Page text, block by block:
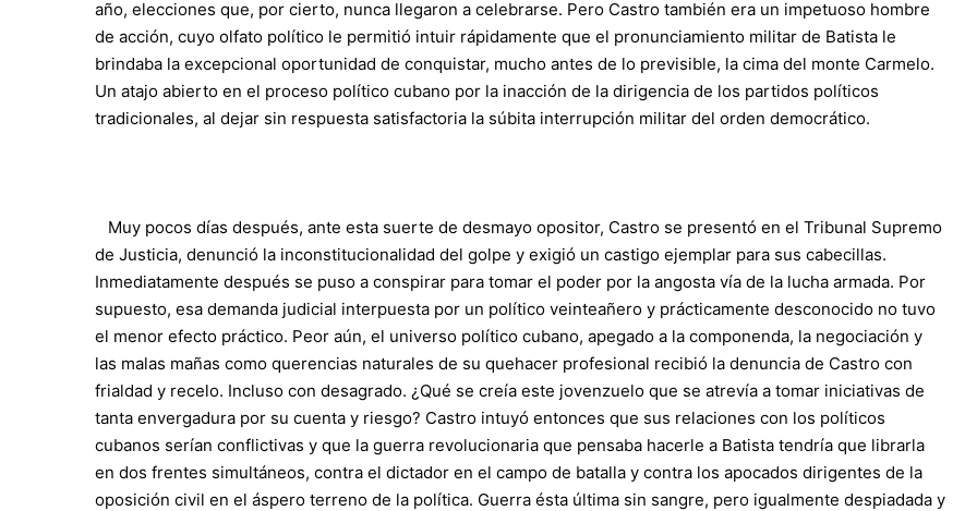
año, elecciones que, por cierto, nunca llegaron a celebrarse. Pero Castro también era un impetuoso hombre
de acción, cuyo olfato político le permitió intuir rápidamente que el pronunciamiento militar de Batista le
brindaba la excepcional oportunidad de conquistar, mucho antes de lo previsible, la cima del monte Carmelo.
Un atajo abierto en el proceso político cubano por la inacción de la dirigencia de los partidos políticos
tradicionales, al dejar sin respuesta satisfactoria la súbita interrupción militar del orden democrático.
Muy pocos días después, ante esta suerte de desmayo opositor, Castro se presentó en el Tribunal Supremo
de Justicia, denunció la inconstitucionalidad del golpe y exigió un castigo ejemplar para sus cabecillas.
Inmediatamente después se puso a conspirar para tomar el poder por la angosta vía de la lucha armada. Por
supuesto, esa demanda judicial interpuesta por un político veinteañero y prácticamente desconocido no tuvo
el menor efecto práctico. Peor aún, el universo político cubano, apegado a la componenda, la negociación y
las malas mañas como querencias naturales de su quehacer profesional recibió la denuncia de Castro con
frialdad y recelo. Incluso con desagrado. ¿Qué se creía este jovenzuelo que se atrevía a tomar iniciativas de
tanta envergadura por su cuenta y riesgo? Castro intuyó entonces que sus relaciones con los políticos
cubanos serían conflictivas y que la guerra revolucionaria que pensaba hacerle a Batista tendría que librarla
en dos frentes simultáneos, contra el dictador en el campo de batalla y contra los apocados dirigentes de la
oposición civil en el áspero terreno de la política. Guerra ésta última sin sangre, pero igualmente despiadada y